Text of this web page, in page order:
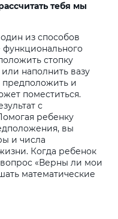
тебя мы
из способов
стопку
наполнить вазу
предположить и
поместиться.
с
ребенку
вы
и числа
Когда ребенок
вопрос «Верны ли мои
математические